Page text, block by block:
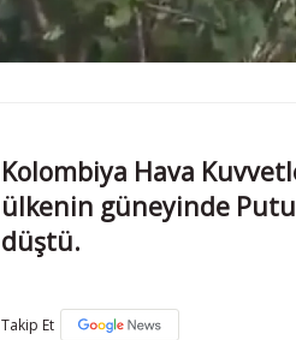
Kolombiya Hava
ülkenin güneyinde
düştü.
Takip Et